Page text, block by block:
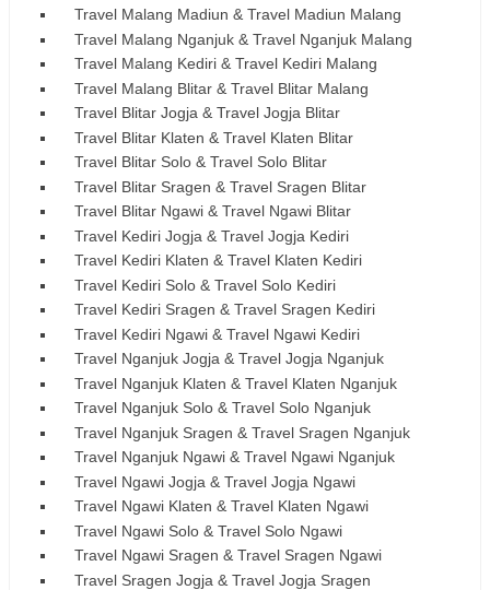
Travel Malang Madiun & Travel Madiun Malang
Travel Malang Nganjuk & Travel Nganjuk Malang
Travel Malang Kediri & Travel Kediri Malang
Travel Malang Blitar & Travel Blitar Malang
Travel Blitar Jogja & Travel Jogja Blitar
Travel Blitar Klaten & Travel Klaten Blitar
Travel Blitar Solo & Travel Solo Blitar
Travel Blitar Sragen & Travel Sragen Blitar
Travel Blitar Ngawi & Travel Ngawi Blitar
Travel Kediri Jogja & Travel Jogja Kediri
Travel Kediri Klaten & Travel Klaten Kediri
Travel Kediri Solo & Travel Solo Kediri
Travel Kediri Sragen & Travel Sragen Kediri
Travel Kediri Ngawi & Travel Ngawi Kediri
Travel Nganjuk Jogja & Travel Jogja Nganjuk
Travel Nganjuk Klaten & Travel Klaten Nganjuk
Travel Nganjuk Solo & Travel Solo Nganjuk
Travel Nganjuk Sragen & Travel Sragen Nganjuk
Travel Nganjuk Ngawi & Travel Ngawi Nganjuk
Travel Ngawi Jogja & Travel Jogja Ngawi
Travel Ngawi Klaten & Travel Klaten Ngawi
Travel Ngawi Solo & Travel Solo Ngawi
Travel Ngawi Sragen & Travel Sragen Ngawi
Travel Sragen Jogja & Travel Jogja Sragen